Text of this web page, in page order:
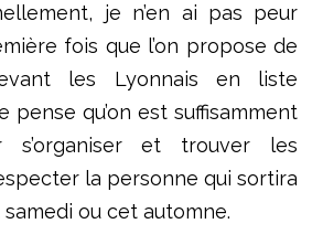
je n’en ai pas peur
fois que l’on propose de
les Lyonnais en liste
pense qu’on est suffisamment
s’organiser et trouver les
la personne qui sortira
ou cet automne.